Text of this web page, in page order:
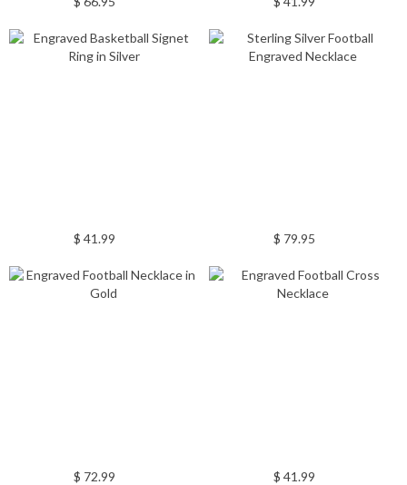
$ 41.99 $ 79.95
$ 72.99 $ 41.99